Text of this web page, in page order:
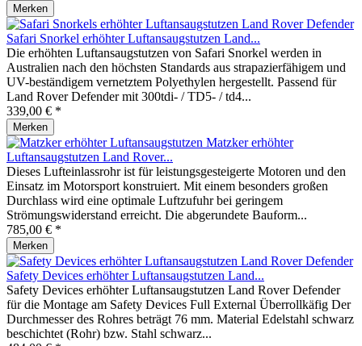
Merken
Safari Snorkel erhöhter Luftansaugstutzen Land...
Die erhöhten Luftansaugstutzen von Safari Snorkel werden in
Australien nach den höchsten Standards aus strapazierfähigem und
UV-beständigem vernetztem Polyethylen hergestellt. Passend für
Land Rover Defender mit 300tdi- / TD5- / td4...
339,00 € *
Merken
Matzker erhöhter
Luftansaugstutzen Land Rover...
Dieses Lufteinlassrohr ist für leistungsgesteigerte Motoren und den
Einsatz im Motorsport konstruiert. Mit einem besonders großen
Durchlass wird eine optimale Luftzufuhr bei geringem
Strömungswiderstand erreicht. Die abgerundete Bauform...
785,00 € *
Merken
Safety Devices erhöhter Luftansaugstutzen Land...
Safety Devices erhöhter Luftansaugstutzen Land Rover Defender
für die Montage am Safety Devices Full External Überrollkäfig Der
Durchmesser des Rohres beträgt 76 mm. Material Edelstahl schwarz
beschichtet (Rohr) bzw. Stahl schwarz...